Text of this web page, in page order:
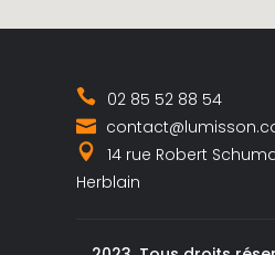
02 85 52 88 54
14 rue Robert
Herblain